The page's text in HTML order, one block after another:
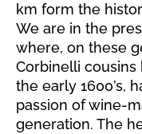
km form the
We are in the
where, on these
Corbinelli
the early 1600’s,
passion of wine-
generation. The